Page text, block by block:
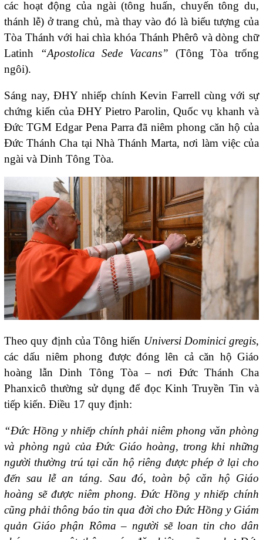
các hoạt động của ngài (tông huấn, chuyến tông du,
thánh lễ) ở trang chủ, mà thay vào đó là biểu tượng của
Tòa Thánh với hai chìa khóa Thánh Phêrô và dòng chữ
Latinh
“Apostolica Sede Vacans” (Tông Tòa trống
ngôi).
Sáng nay, ĐHY nhiếp chính Kevin Farrell cùng với sự
chứng kiến của ĐHY Pietro Parolin, Quốc vụ khanh và
Đức TGM Edgar Pena Parra đã niêm phong căn hộ của
Đức Thánh Cha tại Nhà Thánh Marta, nơi làm việc của
ngài và Dinh Tông Tòa.
Theo quy định của Tông hiến Universi Dominici gregis,
các dấu niêm phong được đóng lên cả căn hộ Giáo
hoàng lẫn Dinh Tông Tòa – nơi Đức Thánh Cha
Phanxicô thường sử dụng để đọc Kinh Truyền Tin và
tiếp kiến. Điều 17 quy định:
“Đức Hồng y nhiếp chính phải niêm phong văn phòng
và phòng ngủ của Đức Giáo hoàng, trong khi những
người thường trú tại căn hộ riêng được phép ở lại cho
đến sau lễ an táng. Sau đó, toàn bộ căn hộ Giáo
hoàng sẽ được niêm phong. Đức Hồng y nhiếp chính
cũng phải thông báo tin qua đời cho Đức Hồng y Giám
quản Giáo phận Rôma – người sẽ loan tin cho dân